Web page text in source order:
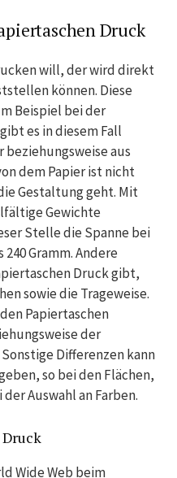
Druck
will, der wird direkt
können. Diese
Beispiel bei der
es in diesem Fall
beziehungsweise aus
dem Papier ist nicht
Gestaltung geht. Mit
Gewichte
Stelle die Spanne bei
Gramm. Andere
Druck gibt,
sowie die Trageweise.
Papiertaschen
der
Differenzen kann
so bei den Flächen,
Auswahl an Farben.
Wide Web beim